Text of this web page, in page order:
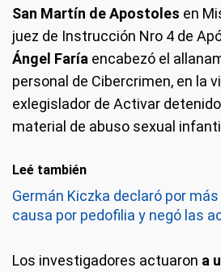
San Martín de Apostoles en
juez de Instrucción Nro 4 de
Ángel Faría encabezó el
personal de Cibercrimen, en la
exlegislador de Activar
material de abuso sexual
Leé también
Germán Kiczka declaró por
causa por pedofilia y negó las
Los investigadores actuaron a